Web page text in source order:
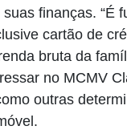
finanças. “É
cartão de
bruta da
no MCMV
outras